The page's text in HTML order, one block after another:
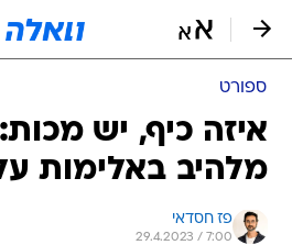
ספורט
איזה כיף, יש
מלהיב באלימות
פז חסדאי
29.4.2023 / 7:00